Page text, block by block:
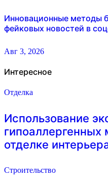
Инновационные методы
фейковых новостей в
Авг 3, 2026
Интересное
Отделка
Использование
гипоаллергенных
отделке
Строительство